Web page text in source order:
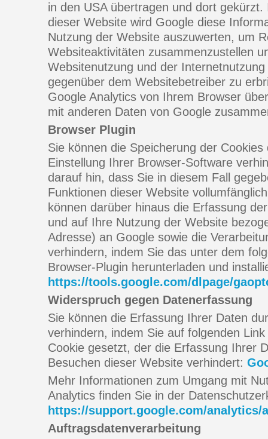
in den USA übertragen und dort
dieser Website wird Google diese
Nutzung der Website auszuwerten, um
Websiteaktivitäten zusammenzustellen
Websitenutzung und der
gegenüber dem Websitebetreiber zu
Google Analytics von Ihrem Browser
mit anderen Daten von Google
Browser Plugin
Sie können die Speicherung der
Einstellung Ihrer Browser-Software
darauf hin, dass Sie in diesem Fall
Funktionen dieser Website
können darüber hinaus die Erfassung
und auf Ihre Nutzung der Website
Adresse) an Google sowie die
verhindern, indem Sie das unter dem
Browser-Plugin herunterladen und
https://tools.google.com/dlpage/
Widerspruch gegen Datenerfassung
Sie können die Erfassung Ihrer Daten
verhindern, indem Sie auf folgenden
Cookie gesetzt, der die Erfassung Ihrer
Besuchen dieser Website verhindert:
Mehr Informationen zum Umgang mit
Analytics finden Sie in der
https://support.google.com/analytics/
Auftragsdatenverarbeitung